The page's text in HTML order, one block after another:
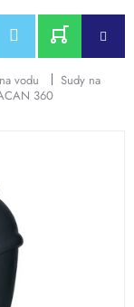
NÁKUPNÍ
vodu
Sudy na
360